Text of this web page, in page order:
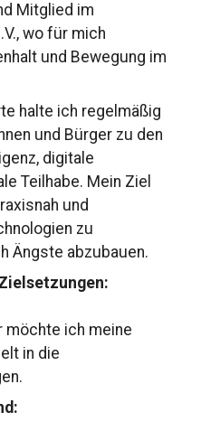
Mitglied im
wo für mich
und Bewegung im
halte ich regelmäßig
und Bürger zu den
digitale
Teilhabe. Mein Ziel
und
zu
Ängste abzubauen.
möchte ich meine
in die